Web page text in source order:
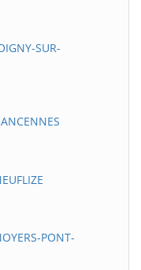
SUR-
PONT-